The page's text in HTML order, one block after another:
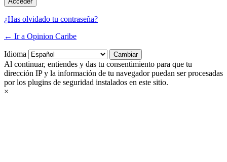
¿Has olvidado tu contraseña?
← Ir a Opinion Caribe
Idioma
Al continuar, entiendes y das tu consentimiento para que tu
dirección IP y la información de tu navegador puedan ser procesadas
por los plugins de seguridad instalados en este sitio.
×